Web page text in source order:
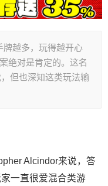
牌越多，玩得越开心
绝对是肯定的。这名
但也深知这类玩法输
Alcindor来说，答
一直很爱混合类游